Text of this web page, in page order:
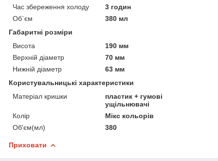
Час збереження холоду
3 годин
Об`єм
380 мл
Габаритні розміри
Висота
190 мм
Верхній діаметр
70 мм
Нижній діаметр
63 мм
Користувальницькі характеристики
Матеріал кришки
пластик + гумові
ущільнювачі
Колір
Мікс кольорів
Об'єм(мл)
380
Приховати